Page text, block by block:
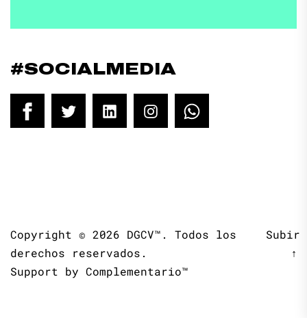
#SOCIALMEDIA
FacebookTwitter LinkedInInstagram
Copyright © 2026 DGCV™. Todos los
derechos reservados.
Support by Complementario™
Subir
↑